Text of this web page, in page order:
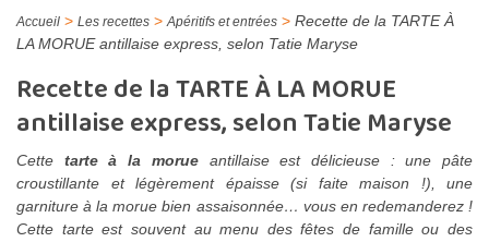
Accueil > Les recettes > Apéritifs et entrées > Recette de la TARTE À
LA MORUE antillaise express, selon Tatie Maryse
Recette de la TARTE À LA MORUE
antillaise express, selon Tatie Maryse
Cette tarte à la morueantillaise est délicieuse : une pâte
croustillante et légèrement épaisse (si faite maison !), une
garniture à la morue bien assaisonnée… vous en redemanderez !
Cette tarte est souvent au menu des fêtes de famille ou des